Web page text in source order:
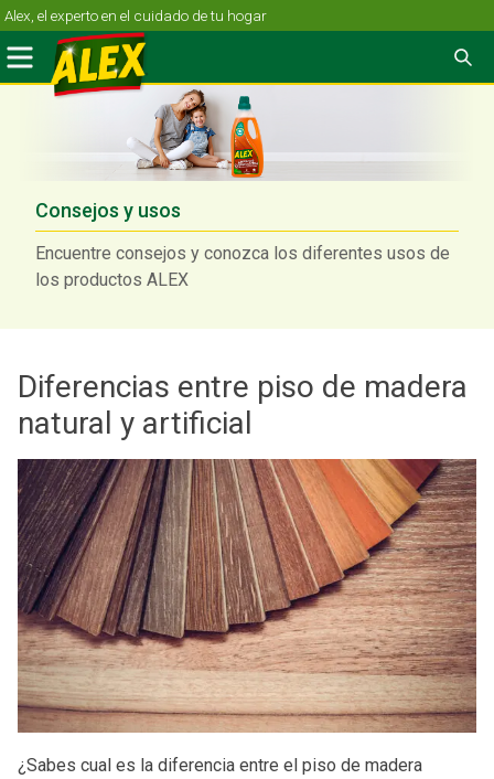
Skip
to
content
Alex, el experto en el cuidado de tu hogar
Menu
Consejos y usos
Encuentre consejos y conozca los diferentes usos de
los productos ALEX
Diferencias entre piso de madera
natural y artificial
¿Sabes cual es la diferencia entre el piso de madera